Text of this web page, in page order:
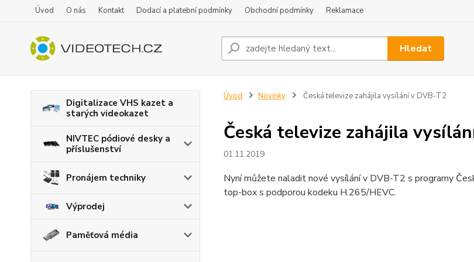
Úvod O nás Kontakt Dodací a platební podmínky Obchodní podmínky Reklamace
Hledat
Digitalizace VHS kazet a
starých videokazet
NIVTEC pódiové desky a
příslušenství
Pronájem techniky
Výprodej
Paměťová média
Úvod Novinky Česká televize zahájila vysílání v DVB-T2
Česká televize zahájila
01.11.2019
Nyní můžete naladit nové vysílání v DVB-T2 s programy
top-box s podporou kodeku H.265/HEVC.